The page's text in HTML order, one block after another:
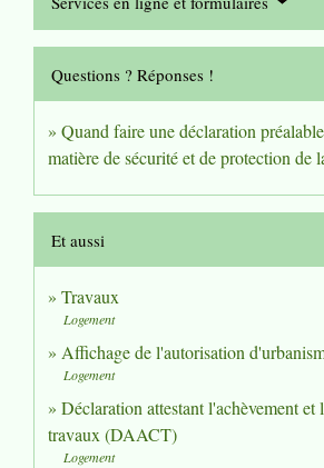
Questions ? Réponses !
Quand faire une déclaration
matière de sécurité et de protection de
Et aussi
Travaux
Logement
Affichage de l'autorisation
Logement
Déclaration attestant l'achèvement et
travaux (DAACT)
Logement